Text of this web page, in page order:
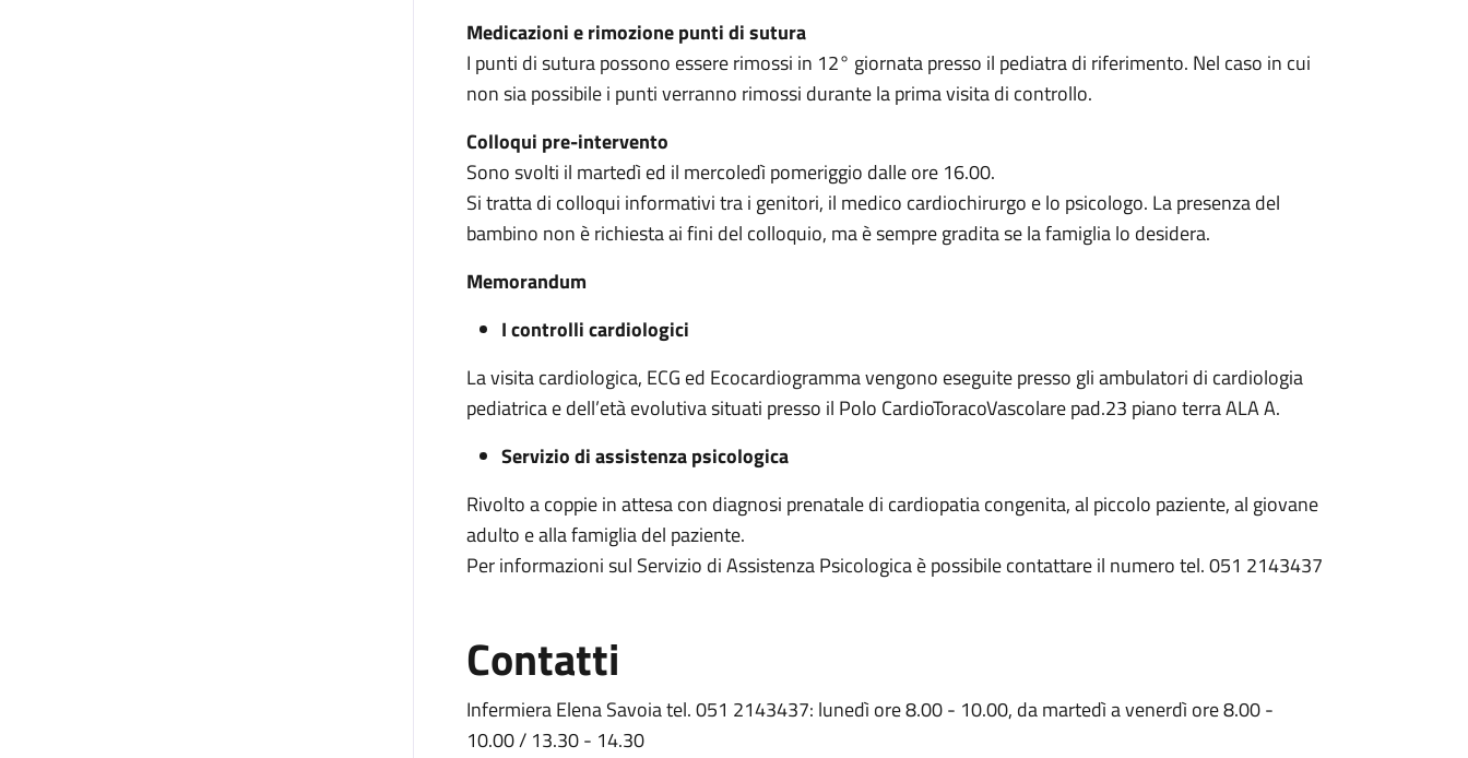
Medicazioni e rimozione punti di sutura
I punti di sutura possono essere rimossi in 12° giornata presso il pediatra di riferimento. Nel caso in cui
non sia possibile i punti verranno rimossi durante la prima visita di controllo.
Colloqui pre-intervento
Sono svolti il martedì ed il mercoledì pomeriggio dalle ore 16.00.
Si tratta di colloqui informativi tra i genitori, il medico cardiochirurgo e lo psicologo. La presenza del
bambino non è richiesta ai fini del colloquio, ma è sempre gradita se la famiglia lo desidera.
Memorandum
I controlli cardiologici
La visita cardiologica, ECG ed Ecocardiogramma vengono eseguite presso gli ambulatori di cardiologia
pediatrica e dell’età evolutiva situati presso il Polo CardioToracoVascolare pad.23 piano terra ALA A.
Servizio di assistenza psicologica
Rivolto a coppie in attesa con diagnosi prenatale di cardiopatia congenita, al piccolo paziente, al giovane
adulto e alla famiglia del paziente.
Per informazioni sul Servizio di Assistenza Psicologica è possibile contattare il numero tel. 051 2143437
Contatti
Infermiera Elena Savoia tel. 051 2143437: lunedì ore 8.00 - 10.00, da martedì a venerdì ore 8.00 -
10.00 / 13.30 - 14.30